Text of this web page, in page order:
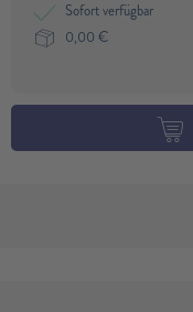
Sofort verfügbar
0,00 €